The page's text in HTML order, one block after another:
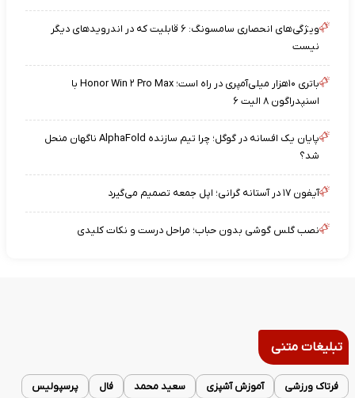
ویژگی‌های انحصاری سامسونگ: ۶ قابلیت که در اندرویدهای دیگر
نیست
باتری ۱۰هزار میلی‌آمپری در راه است؛ Honor Win ۲ Pro Max با
اسنپدراگون ۸ الیت ۶
پایان یک افسانه در گوگل؛ چرا تیم سازنده AlphaFold ناگهان منحل
شد؟
آیفون ۱۷ در آستانه گرانی؛ اپل جمعه تصمیم می‌گیرد
نصب گلس گوشی بدون حباب؛ مراحل درست و نکات کلیدی
تبلیغات متنی
فرتاک ورزشی آموزش آشپزی سعید محمد فال پرسپولیس